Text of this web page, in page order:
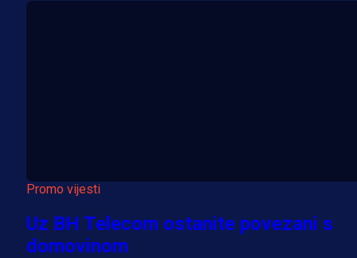
Promo vijesti
Uz BH Telecom ostanite povezani s
domovinom